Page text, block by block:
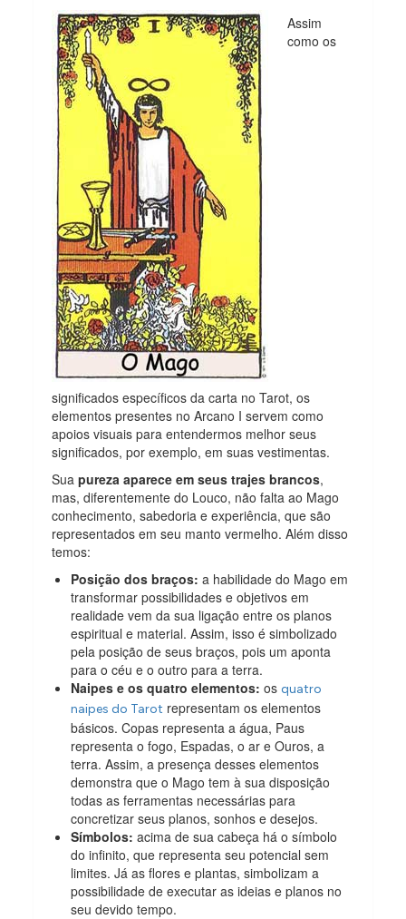
Assim
como os
significados específicos da carta no Tarot, os
elementos presentes no Arcano I servem como
apoios visuais para entendermos melhor seus
significados, por exemplo, em suas vestimentas.
Sua pureza aparece em seus trajes brancos,
mas, diferentemente do Louco, não falta ao Mago
conhecimento, sabedoria e experiência, que são
representados em seu manto vermelho. Além disso
temos:
Posição dos braços:a habilidade do Mago em
transformar possibilidades e objetivos em
realidade vem da sua ligação entre os planos
espiritual e material. Assim, isso é simbolizado
pela posição de seus braços, pois um aponta
para o céu e o outro para a terra.
Naipes e os quatro elementos: osquatro
naipes do Tarot representam os elementos
básicos. Copas representa a água, Paus
representa o fogo, Espadas, o ar e Ouros, a
terra. Assim, a presença desses elementos
demonstra que o Mago tem à sua disposição
todas as ferramentas necessárias para
concretizar seus planos, sonhos e desejos.
Símbolos: acima de sua cabeça há o símbolo
do infinito, que representa seu potencial sem
limites. Já as flores e plantas, simbolizam a
possibilidade de executar as ideias e planos no
seu devido tempo.